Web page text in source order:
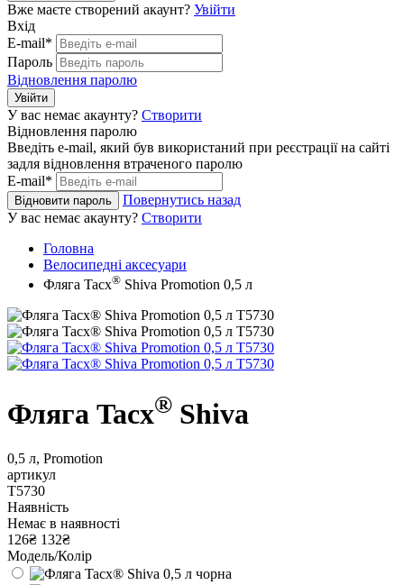
Вже маєте створений акаунт? Увійти
Вхід
E-mail*
Пароль
Відновлення паролю
Увійти
У вас немає акаунту? Створити
Відновлення паролю
Введіть e-mail, який був використаний при реєстрації на сайті
задля відновлення втраченого паролю
E-mail*
Відновити пароль
Повернутись назад
У вас немає акаунту? Створити
Головна
Велосипедні аксесуари
Фляга Tacx® Shiva Promotion 0,5 л
Фляга Tacx® Shiva
0,5 л, Promotion
артикул
T5730
Наявність
Немає в наявності
126₴ 132₴
Модель/Колір